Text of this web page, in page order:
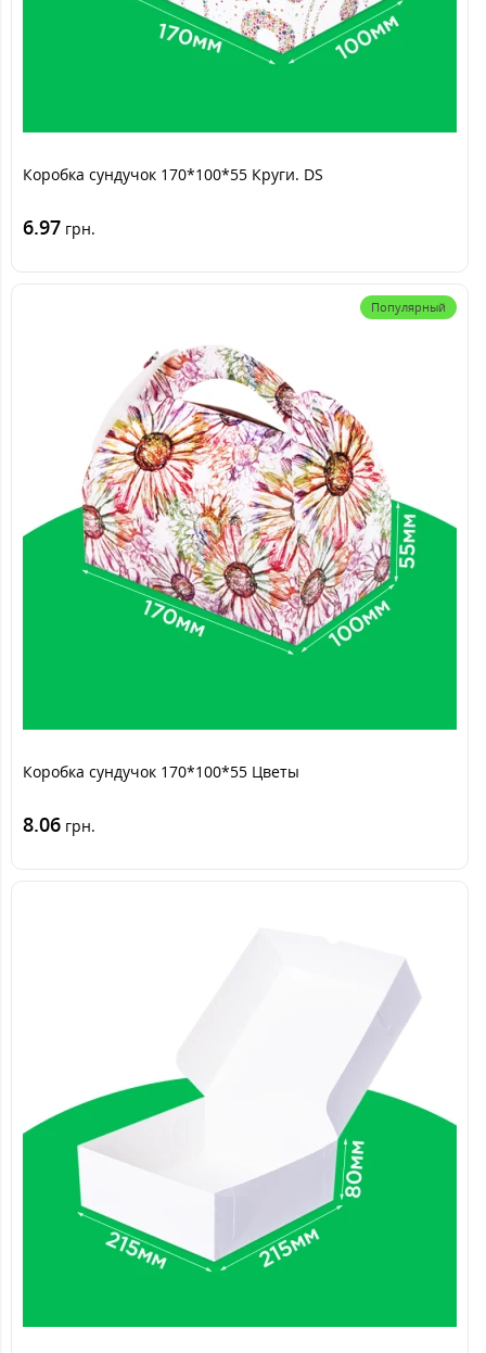
Коробка сундучок 170*100*55 Круги. DS
6.97 грн.
Популярный
Коробка сундучок 170*100*55 Цветы
8.06 грн.